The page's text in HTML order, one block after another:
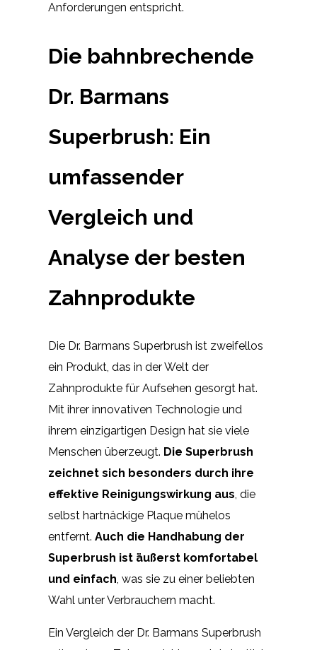
Anforderungen entspricht.
Die bahnbrechende
Dr. Barmans
Superbrush: Ein
umfassender
Vergleich und
Analyse der besten
Zahnprodukte
Die Dr. Barmans Superbrush ist zweifellos
ein Produkt, das in der Welt der
Zahnprodukte für Aufsehen gesorgt hat.
Mit ihrer innovativen Technologie und
ihrem einzigartigen Design hat sie viele
Menschen überzeugt. Die Superbrush
zeichnet sich besonders durch ihre
effektive Reinigungswirkung aus , die
selbst hartnäckige Plaque mühelos
entfernt. Auch die Handhabung der
Superbrush ist äußerst komfortabel
und einfach , was sie zu einer beliebten
Wahl unter Verbrauchern macht.
Ein Vergleich der Dr. Barmans Superbrush